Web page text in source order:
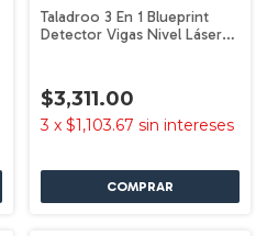
Taladroo 3 En 1 Blueprint
Detector Vigas Nivel Láser
$3,311.00
3 x $1,103.67 sin intereses